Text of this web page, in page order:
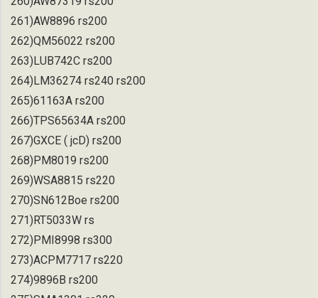
261)AW8896 rs200
262)QM56022 rs200
263)LUB742C rs200
264)LM36274 rs240 rs200
265)61163A rs200
266)TPS65634A rs200
267)GXCE ( jcD) rs200
268)PM8019 rs200
269)WSA8815 rs220
270)SN612Boe rs200
271)RT5033W rs
272)PMI8998 rs300
273)ACPM7717 rs220
274)9896B rs200